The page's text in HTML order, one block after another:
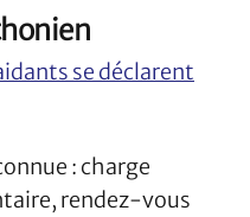
se déclarent
: charge
rendez-vous